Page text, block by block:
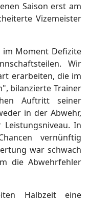
Saison erst am
Vizemeister
im Moment Defizite
Wir
erarbeiten, die im
bilanzierte Trainer
Auftritt seiner
in der Abwehr,
In
vernünftig
war schwach
die Abwehrfehler
Halbzeit eine